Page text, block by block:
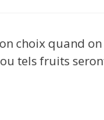
choix quand
tels fruits